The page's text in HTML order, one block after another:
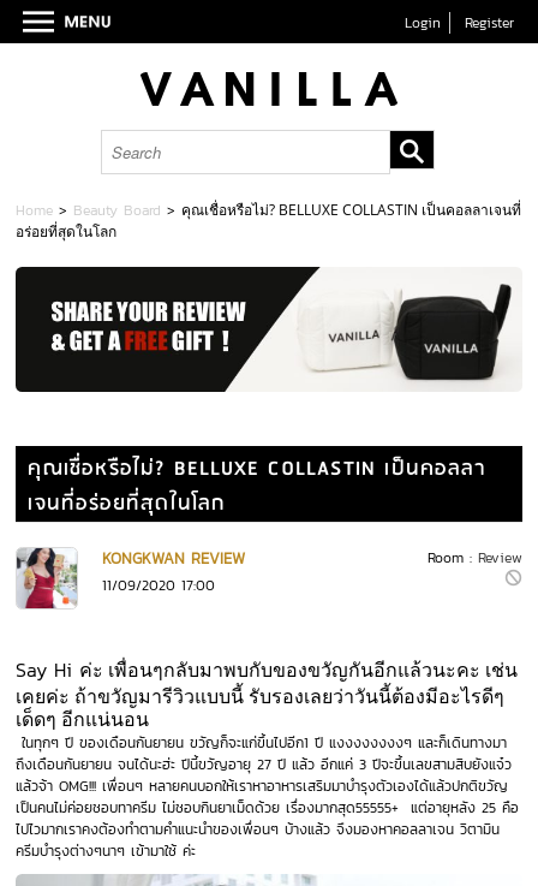
Login Register
Home > Beauty Board > คุณเชื่อหรือไม่? BELLUXE COLLASTIN เป็นคอลลาเจนที่
อร่อยที่สุดในโลก
คุณเชื่อหรือไม่? BELLUXE COLLASTIN เป็นคอลลา
เจนที่อร่อยที่สุดในโลก
Room : Review
KONGKWAN REVIEW
11/09/2020 17:00
Say Hi ค่ะ เพื่อนๆกลับมาพบกับของขวัญกันอีกแล้วนะคะ เช่น
เคยค่ะ ถ้าขวัญมารีวิวแบบนี้ รับรองเลยว่าวันนี้ต้องมีอะไรดีๆ
เด็ดๆ อีกแน่นอน
ในทุกๆ ปี ของเดือนกันยายน ขวัญก็จะแก่ขึ้นไปอีก1 ปี แงงงงงงงงๆ และก็เดินทางมา
ถึงเดือนกันยายน จนได้นะฮ่ะ ปีนี้ขวัญอายุ 27 ปี แล้ว อีกแค่ 3 ปีจะขึ้นเลขสามสิบยังแจ๋ว
แล้วจ้า OMG!!! เพื่อนๆ หลายคนบอกให้เราหาอาหารเสริมมาบำรุงตัวเองได้แล้วปกติขวัญ
เป็นคนไม่ค่อยชอบทาครีม ไม่ชอบกินยาเม็ดด้วย เรื่องมากสุด55555+ แต่อายุหลัง 25 คือ
ไปไวมากเราคงต้องทำตามคำแนะนำของเพื่อนๆ บ้างแล้ว จึงมองหาคอลลาเจน วิตามิน
ครีมบำรุงต่างๆนาๆ เข้ามาใช้ ค่ะ